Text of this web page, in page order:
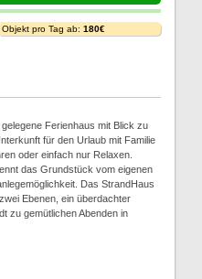
Objekt pro Tag ab: 180€
Ferienhaus mit Blick zu
für den Urlaub mit Familie
oder einfach nur Relaxen.
das Grundstück vom eigenen
Das StrandHaus
Ebenen, ein überdachter
zu gemütlichen Abenden in